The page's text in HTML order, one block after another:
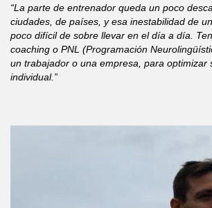
“La parte de entrenador queda un poco
ciudades, de países, y esa inestabilidad de
poco difícil de sobre llevar en el día a día.
coaching o PNL (Programación
un trabajador o una empresa, para
individual.”